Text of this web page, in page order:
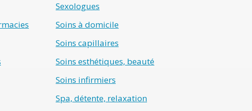
Sexologues
Soins à domicile
Soins capillaires
Soins esthétiques, beauté
Soins infirmiers
Spa, détente, relaxation